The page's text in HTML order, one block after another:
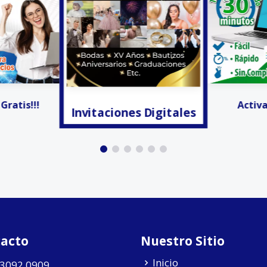
Digitales Activar CFDIS
Nuestro Sitio
Inicio